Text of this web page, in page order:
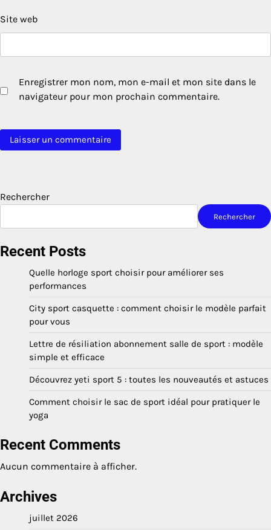
Site web
Enregistrer mon nom, mon e-mail et mon site dans le
navigateur pour mon prochain commentaire.
Rechercher
Rechercher
Recent Posts
Quelle horloge sport choisir pour améliorer ses
performances
City sport casquette : comment choisir le modèle parfait
pour vous
Lettre de résiliation abonnement salle de sport : modèle
simple et efficace
Découvrez yeti sport 5 : toutes les nouveautés et astuces
Comment choisir le sac de sport idéal pour pratiquer le
yoga
Recent Comments
Aucun commentaire à afficher.
Archives
juillet 2026